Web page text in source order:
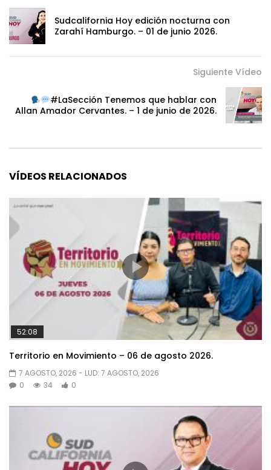
Sudcalifornia Hoy edición nocturna con
Zarahí Hamburgo. – 01 de junio 2026.
Siguiente Vídeo
#LaSección Tenemos que hablar con
Allan Amador Cervantes. – 1 de junio de 2026.
VÍDEOS RELACIONADOS
52:08
Territorio en Movimiento – 06 de agosto 2026.
7 AGOSTO, 2026 - LUD: 7 AGOSTO, 2026
0
34 0